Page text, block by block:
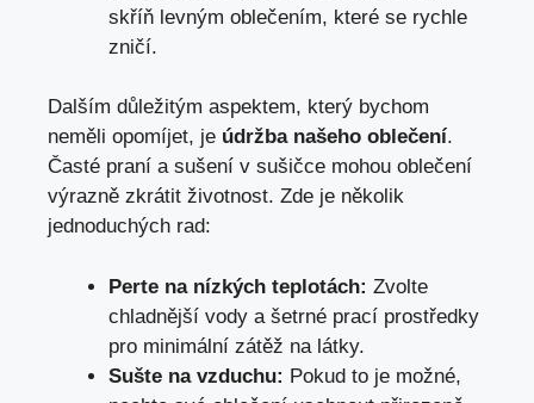
skříň levným oblečením, které se rychle
zničí.
Dalším důležitým aspektem, který bychom
neměli opomíjet, je údržba našeho oblečení.
Časté praní a sušení v sušičce mohou oblečení
výrazně zkrátit životnost. Zde je několik
jednoduchých rad:
Perte na nízkých teplotách: Zvolte
chladnější vody a šetrné prací prostředky
pro minimální zátěž na látky.
Sušte na vzduchu: Pokud to je možné,